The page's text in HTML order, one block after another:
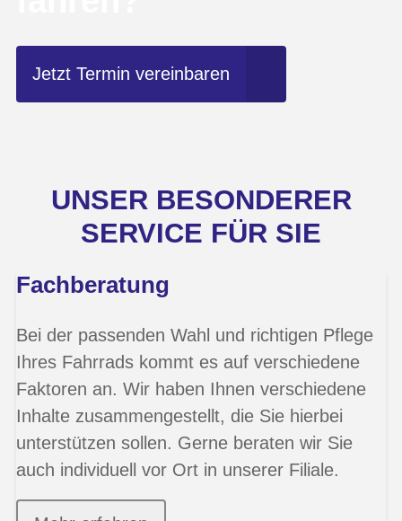
Jetzt Termin vereinbaren
UNSER BESONDERER
SERVICE FÜR SIE
Fachberatung
Bei der passenden Wahl und richtigen Pflege
Ihres Fahrrads kommt es auf verschiedene
Faktoren an. Wir haben Ihnen verschiedene
Inhalte zusammengestellt, die Sie hierbei
unterstützen sollen. Gerne beraten wir Sie
auch individuell vor Ort in unserer Filiale.